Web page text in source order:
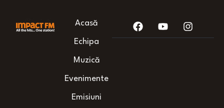
Acasă
Echipa
Muzică
Evenimente
Emisiuni